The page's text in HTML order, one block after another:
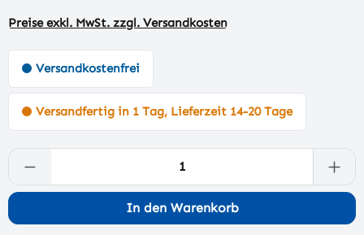
Preise exkl. MwSt. zzgl. Versandkosten
Versandkostenfrei
Versandfertig in 1 Tag, Lieferzeit 14-20 Tage
Produkt Anzahl: Gib den gewünschten
In den Warenkorb